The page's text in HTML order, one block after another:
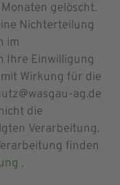
gelöscht.
Nichterteilung
im
Ihre Einwilligung
Wirkung für die
ag.de
die
Verarbeitung.
finden
.